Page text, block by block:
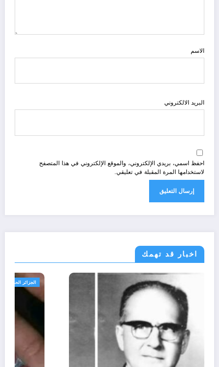
الاسم
البريد الالكتروني
احفظ اسمي، بريدي الإلكتروني، والموقع الإلكتروني في هذا المتصفح
لاستخدامها المرة المقبلة في تعليقي.
اخبار قد تهمك